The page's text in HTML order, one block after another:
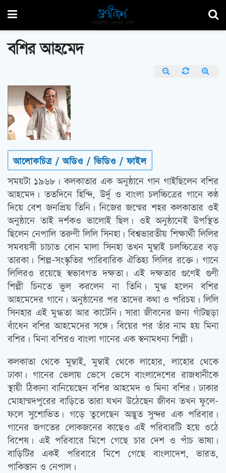
বশির আহমেদ
আলোকচিত্র / অডিও / ভিডিও / ফাইল
সময়টা ১৯৬৮। কলকাতার এক অনুষ্ঠানে গান গাইছিলেন বশির
আহমেদ। ততদিনে হিন্দি, উর্দু ও বাংলা চলচ্চিত্রের গানে কণ্ঠ
দিয়ে বেশ জনপ্রিয় তিনি। নিজের জন্মের শহর কলকাতার ওই
অনুষ্ঠানে তাই দর্শকও ভালোই ছিল। ওই অনুষ্ঠানেই উপস্থিত
ছিলেন নেপালি তরুণী লিলি সিনহা। বিশ্বভারতীয় শিক্ষার্থী লিলির
সমবয়সী চাচাত বোন মালা সিনহা তখন মুম্বাই চলচ্চিত্রের বড়
তারকা। শিল্প-সংস্কৃতির পারিবারিক ঐতিহ্য লিলির রক্তে। গানে
লিলিরও রয়েছে স্বভাবগত দক্ষতা। এই দক্ষতার গুণেই গুণী
শিল্পী চিনতে ভুল করলেন না তিনি। মুগ্ধ হলেন বশির
আহমেদের গানে। অনুষ্ঠানের পর তাদের কথা ও পরিচয়। লিলি
সিনহার এই মুগ্ধতা আর কাটেনি। সারা জীবনের জন্য গাঁটছড়া
বাঁধেন বশির আহমেদের সঙ্গে। বিয়ের পর তাঁর নাম হয় মিনা
বশির। মিনা বশিরও বাংলা গানের এক স্বনামধন্য শিল্পী।
কলকাতা থেকে মুম্বাই, মুম্বাই থেকে লাহোর, লাহোর থেকে
ঢাকা। গানের ভেলায় ভেসে ভেসে বাংলাদেশের রাজধানীকে
স্থায়ী ঠিকানা বানিয়েছেন বশির আহমেদ ও মিনা বশির। ঢাকার
মোহাম্মদপুরের বাড়িতে তারা যখন উঠেছেন জীবন তখন ফুলে-
ফলে সুশোভিত। গড়ে তুলেছেন অদ্ভুত সুন্দর এক পরিবার।
গানের জগতের লোকজনের কাছেও এই পরিবারটি হয়ে ওঠে
বিশেষ। এই পরিবারে মিশে গেছে চার দেশ ও পাঁচ ভাষা।
বাড়িটির একই পরিবারে মিশে গেছে বাংলাদেশ, ভারত,
পাকিস্তান ও নেপাল।